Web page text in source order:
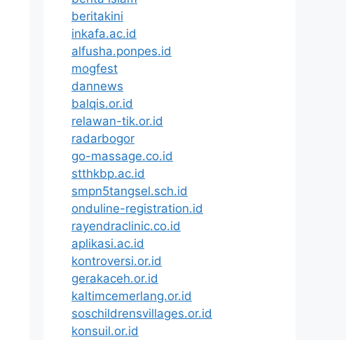
beritakini
inkafa.ac.id
alfusha.ponpes.id
mogfest
dannews
balqis.or.id
relawan-tik.or.id
radarbogor
go-massage.co.id
stthkbp.ac.id
smpn5tangsel.sch.id
onduline-registration.id
rayendraclinic.co.id
aplikasi.ac.id
kontroversi.or.id
gerakaceh.or.id
kaltimcemerlang.or.id
soschildrensvillages.or.id
konsuil.or.id